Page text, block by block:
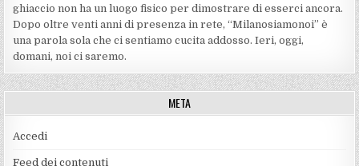
ghiaccio non ha un luogo fisico per dimostrare di esserci ancora.
Dopo oltre venti anni di presenza in rete, “Milanosiamonoi” è
una parola sola che ci sentiamo cucita addosso. Ieri, oggi,
domani, noi ci saremo.
META
Accedi
Feed dei contenuti